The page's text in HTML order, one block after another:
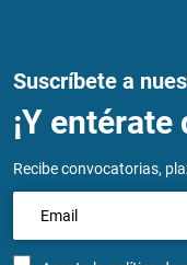
Suscríbete a
¡Y entérate
Recibe convocatorias,